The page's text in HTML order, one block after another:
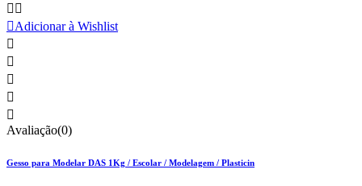
 
Adicionar à Wishlist





Avaliação(0)
Gesso para Modelar DAS 1Kg / Escolar / Modelagem / Plasticin